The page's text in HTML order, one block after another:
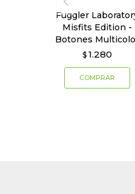
Fuggler
Misfits Edition -
Botones
$ 1.280